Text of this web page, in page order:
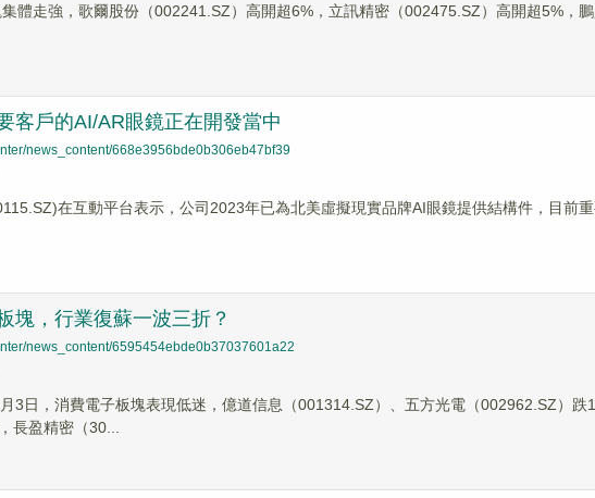
體走強，歌爾股份（002241.SZ）高開超6%，立訊精密（002475.SZ）高開超5%，
客戶的AI/AR眼鏡正在開發當中
news_content/668e3956bde0b306eb47bf39
在互動平台表示，公司2023年已為北美虛擬現實品牌AI眼鏡提供結構件，目前
塊，行業復蘇一波三折？
news_content/6595454ebde0b37037601a22
3日，消費電子板塊表現低迷，億道信息（001314.SZ）、五方光電（002962.SZ）跌
長盈精密（30...